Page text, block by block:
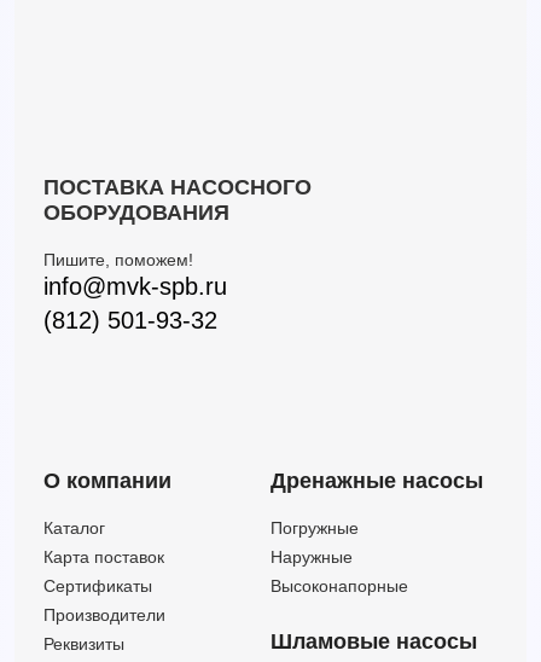
ПОСТАВКА НАСОСНОГО
ОБОРУДОВАНИЯ
Пишите, поможем!
info@mvk-spb.ru
(812) 501-93-32
О компании
Каталог
Карта поставок
Сертификаты
Производители
Реквизиты
Дренажные насосы
Погружные
Наружные
Высоконапорные
Шламовые насосы